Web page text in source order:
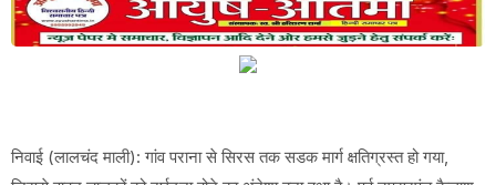
निवाई (लालचंद माली): गांव पराना से सिरस तक सडक मार्ग क्षतिग्रस्त हो गया,